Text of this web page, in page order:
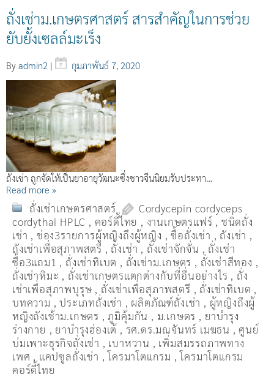
ถั่งเช่าม.เกษตรศาสตร์ สารสำคัญในการช่วย
ยับยั้งเซลล์มะเร็ง
By admin2 | กุมภาพันธ์ 7, 2020
ถั่งเช่า ถูกจัดให้เป็นยาอายุวัฒนะซึ่งชาวจีนนิยมรับประทา…
Read more »
ถั่งเช่าเกษตรศาสตร์
Cordycepin cordyceps
cordythai HPLC , คอร์ดี้ไทย , งานเกษตรแฟร์ , ชนิดถั่ง
เช่า , ช่อง3รายการผู้หญิงถึงผู้หญิง ,ซื้อถั่งเช่า , ถังเช่า ,
ถังเช่าเพื่อสุภาพสตรี , ถั่งเช่า , ถั่งเช่าจักจั่น , ถั่งเช่า
ซื้อ3แถม1 , ถั่งเช่าทิเบต , ถั่งเช่าม.เกษตร , ถั่งเช่าสีทอง ,
ถั่งเช่าหิมะ , ถั่งเช่าเกษตรแตกต่างกับที่อื่นอย่างไร , ถั่ง
เช่าเพื่อสุภาพบุรุษ , ถั่งเช่าเพื่อสุภาพสตรี , ถั่่งเช่าทิเบต ,
บทความ ,ประเภทถั่งเช่า , ผลิตภัณฑ์ถั่งเช่า , ผู้หญิงถึงผู้
หญิงถังเช้าม.เกษตร ,ภูมิคุ้มกัน , ม.เกษตร , ยาบำรุง
ร่างกาย , ยาบำรุงฮ่องเต้ , รศ.ดร.มณจันทร์ เมฆธน , ศูนย์
บ่มเพาะธุรกิจถั่งเช่า , เบาหวาน , เพิ่มสมรรถภาพทาง
เพศ , แคปซูลถั่งเช่า ,โครมาโตแกรม ,โครมาโตแกรม
คอร์ดี้ไทย